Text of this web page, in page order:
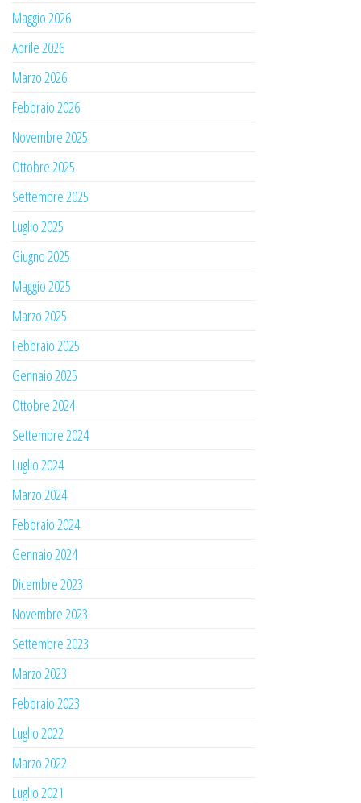
Maggio 2026
Aprile 2026
Marzo 2026
Febbraio 2026
Novembre 2025
Ottobre 2025
Settembre 2025
Luglio 2025
Giugno 2025
Maggio 2025
Marzo 2025
Febbraio 2025
Gennaio 2025
Ottobre 2024
Settembre 2024
Luglio 2024
Marzo 2024
Febbraio 2024
Gennaio 2024
Dicembre 2023
Novembre 2023
Settembre 2023
Marzo 2023
Febbraio 2023
Luglio 2022
Marzo 2022
Luglio 2021